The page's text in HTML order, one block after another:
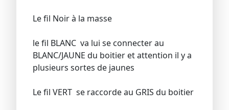
Le fil Noir à la masse
le fil BLANC va lui se connecter au
BLANC/JAUNE du boitier et attention il y a
plusieurs sortes de jaunes
Le fil VERT se raccorde au GRIS du boitier